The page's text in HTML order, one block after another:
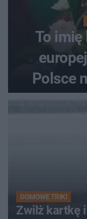
To imię
Polsce
DOMOWE TRIKI
Zwilż kartkę